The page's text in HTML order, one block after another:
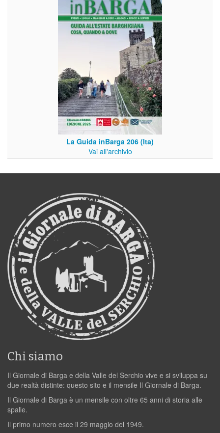
La Guida inBarga 206 (Ita)
Vai all'archivio
Chi siamo
Il Giornale di Barga e della Valle del Serchio vive e si sviluppa su
due realtà distinte: questo sito e il mensile Il Giornale di Barga.
Il Giornale di Barga è un mensile con oltre 65 anni di storia alle
spalle.
Il primo numero esce il 29 maggio del 1949.